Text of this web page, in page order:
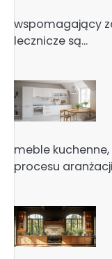
wspomagający
lecznicze są…
meble
procesu